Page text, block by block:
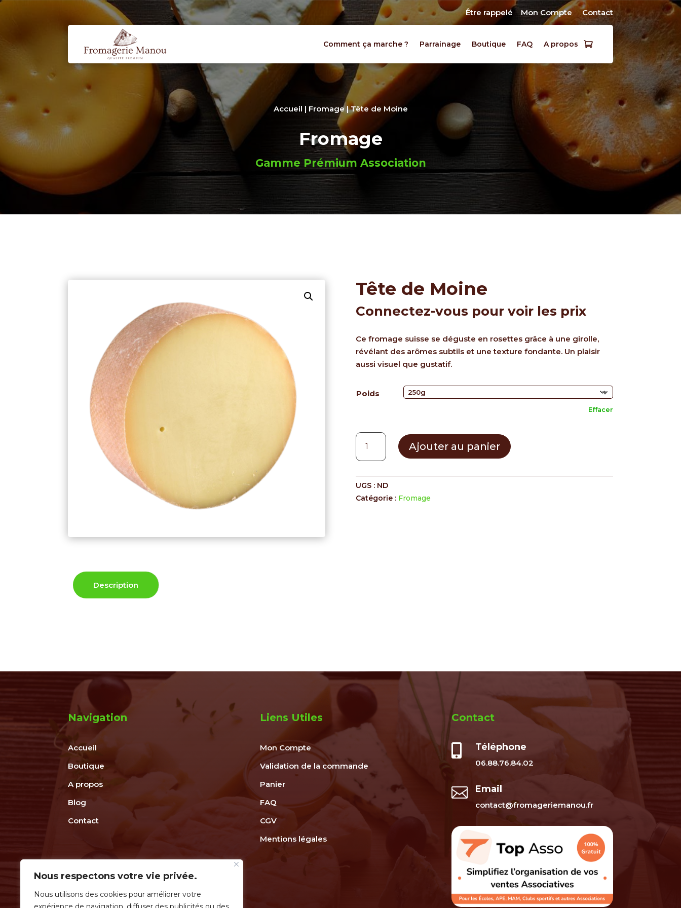
Nous respectons votre vie privée.
Nous utilisons des cookies pour améliorer votre
Être rappelé Mon Compte Contact
Comment ça marche ? Parrainage Boutique FAQ A propos
Accueil | Fromage| Tête de Moine
Fromage
Gamme Prémium Association
Tête de Moine
Connectez-vous pour voir les prix
Ce fromage suisse se déguste en rosettes grâce à une girolle,
révélant des arômes subtils et une texture fondante. Un plaisir
aussi visuel que gustatif.
Poids
Effacer
quantité
Tête
de
Moine
Ajouter au panier
UGS : ND
Catégorie : Fromage
Description
Navigation
Accueil
Boutique
A propos
Blog
Contact
Liens Utiles
Mon Compte
Validation de la commande
Panier
FAQ
CGV
Mentions légales
Contact
 Téléphone
06.88.76.84.02
 Email
contact@fromageriemanou.fr